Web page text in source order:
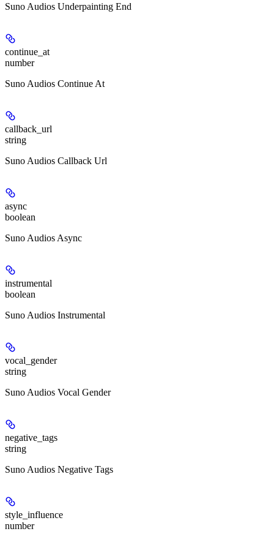
Suno Audios Underpainting End
continue_at
number
Suno Audios Continue At
callback_url
string
Suno Audios Callback Url
async
boolean
Suno Audios Async
instrumental
boolean
Suno Audios Instrumental
vocal_gender
string
Suno Audios Vocal Gender
negative_tags
string
Suno Audios Negative Tags
style_influence
number